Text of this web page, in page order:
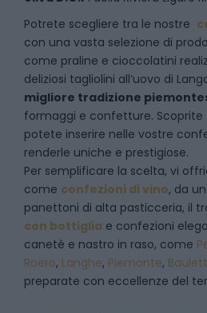
Potrete scegliere tra le nostre
con una vasta selezione di
come praline e cioccolatini
deliziosi tagliolini all’uovo di
migliore tradizione
formaggi e confetture.
potete inserire nelle vostre
renderle uniche e prestigiose.
Per semplificare la scelta, vi
come confezioni di vino, da
panettoni di alta pasticceria, il
con bottiglia e confezioni
canetè e nastro in raso, come
Roero, Langhe, Piemonte,
preparate con eccellenze del